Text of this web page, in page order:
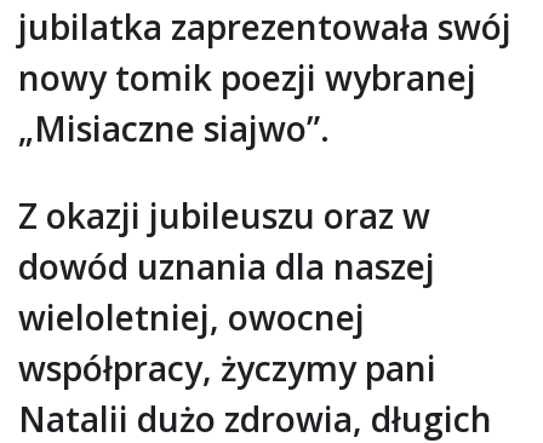
jubilatka zaprezentowała swój
nowy tomik poezji wybranej
„Misiaczne siajwo”.
Z okazji jubileuszu oraz w
dowód uznania dla naszej
wieloletniej, owocnej
współpracy, życzymy pani
Natalii dużo zdrowia, długich